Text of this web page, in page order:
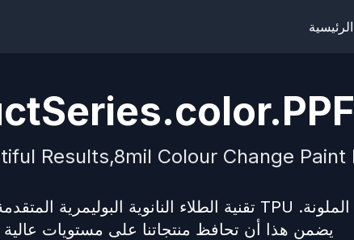
الرئيسية
Results,8mil Colour Change Paint
يضمن هذا أن تحافظ منتجاتنا على مستويات عالية